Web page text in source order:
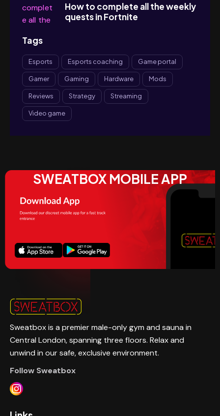
How to complete all the weekly
quests in Fortnite
Tags
Esports Esports coaching Game portal
Gamer Gaming Hardware Mods
Reviews Strategy Streaming
Video game
SWEATBOX MOBILE APP
Sweatbox is a premier male-only gym and sauna in
Central London, spanning three floors. Relax and
unwind in our safe, exclusive environment.
Follow Sweatbox